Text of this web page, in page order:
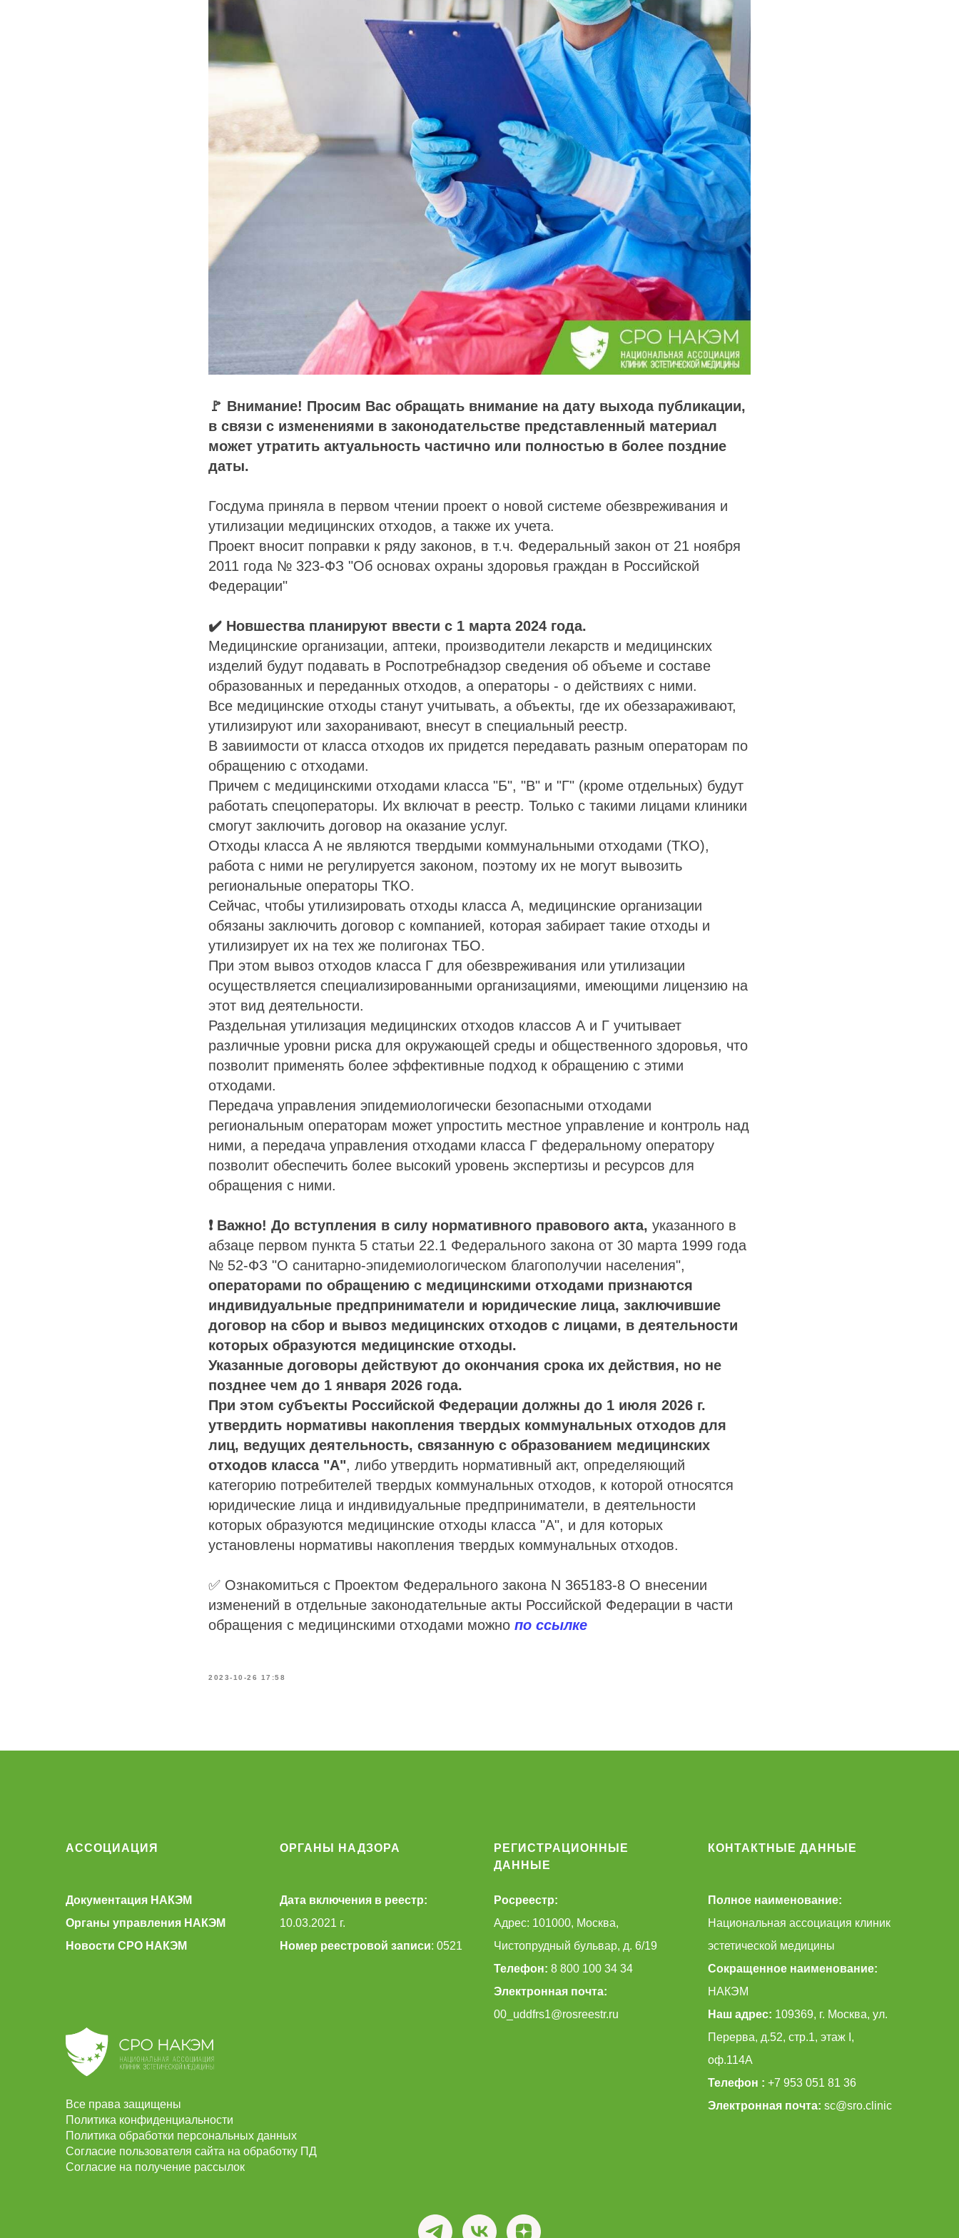
🚩 Внимание! Просим Вас обращать внимание на дату выхода публикации,
в связи с изменениями в законодательстве представленный материал
может утратить актуальность частично или полностью в более поздние
даты.
Госдума приняла в первом чтении проект о новой системе обезвреживания и
утилизации медицинских отходов, а также их учета.
Проект вносит поправки к ряду законов, в т.ч. Федеральный закон от 21 ноября
2011 года № 323-ФЗ "Об основах охраны здоровья граждан в Российской
Федерации"
✔️ Новшества планируют ввести с 1 марта 2024 года.
Медицинские организации, аптеки, производители лекарств и медицинских
изделий будут подавать в Роспотребнадзор сведения об объеме и составе
образованных и переданных отходов, а операторы - о действиях с ними.
Все медицинские отходы станут учитывать, а объекты, где их обеззараживают,
утилизируют или захоранивают, внесут в специальный реестр.
В завиимости от класса отходов их придется передавать разным операторам по
обращению с отходами.
Причем с медицинскими отходами класса "Б", "В" и "Г" (кроме отдельных) будут
работать спецоператоры. Их включат в реестр. Только с такими лицами клиники
смогут заключить договор на оказание услуг.
Отходы класса А не являются твердыми коммунальными отходами (ТКО),
работа с ними не регулируется законом, поэтому их не могут вывозить
региональные операторы ТКО.
Сейчас, чтобы утилизировать отходы класса А, медицинские организации
обязаны заключить договор с компанией, которая забирает такие отходы и
утилизирует их на тех же полигонах ТБО.
При этом вывоз отходов класса Г для обезвреживания или утилизации
осуществляется специализированными организациями, имеющими лицензию на
этот вид деятельности.
Раздельная утилизация медицинских отходов классов А и Г учитывает
различные уровни риска для окружающей среды и общественного здоровья, что
позволит применять более эффективные подход к обращению с этими
отходами.
Передача управления эпидемиологически безопасными отходами
региональным операторам может упростить местное управление и контроль над
ними, а передача управления отходами класса Г федеральному оператору
позволит обеспечить более высокий уровень экспертизы и ресурсов для
обращения с ними.
❗ Важно! До вступления в силу нормативного правового акта, указанного в
абзаце первом пункта 5 статьи 22.1 Федерального закона от 30 марта 1999 года
№ 52-ФЗ "О санитарно-эпидемиологическом благополучии населения",
операторами по обращению с медицинскими отходами признаются
индивидуальные предприниматели и юридические лица, заключившие
договор на сбор и вывоз медицинских отходов с лицами, в деятельности
которых образуются медицинские отходы.
Указанные договоры действуют до окончания срока их действия, но не
позднее чем до 1 января 2026 года.
При этом субъекты Российской Федерации должны до 1 июля 2026 г.
утвердить нормативы накопления твердых коммунальных отходов для
лиц, ведущих деятельность, связанную с образованием медицинских
отходов класса "А", либо утвердить нормативный акт, определяющий
категорию потребителей твердых коммунальных отходов, к которой относятся
юридические лица и индивидуальные предприниматели, в деятельности
которых образуются медицинские отходы класса "А", и для которых
установлены нормативы накопления твердых коммунальных отходов.
✅ Ознакомиться с Проектом Федерального закона N 365183-8 О внесении
изменений в отдельные законодательные акты Российской Федерации в части
обращения с медицинскими отходами можно по ссылке
2023-10-26 17:58
АССОЦИАЦИЯ
Документация НАКЭМ
Органы управления НАКЭМ
Новости СРО НАКЭМ
РЕГИСТРАЦИОННЫЕ
ДАННЫЕ
Росреестр:
Адрес: 101000, Москва,
Чистопрудный бульвар, д. 6/19
Телефон: 8 800 100 34 34
Электронная почта:
00_uddfrs1@rosreestr.ru
ОРГАНЫ НАДЗОРА
Дата включения в реестр:
10.03.2021 г.
Номер реестровой записи: 0521
КОНТАКТНЫЕ ДАННЫЕ
Полное наименование:
Национальная ассоциация клиник
эстетической медицины
Сокращенное наименование:
НАКЭМ
Наш адрес: 109369, г. Москва, ул.
Перерва, д.52, стр.1, этаж I,
оф.114А
Телефон : +7 953 051 81 36
Электронная почта: sc@sro.clinic
Все права защищены
Политика конфиденциальности
Политика обработки персональных данных
Согласие пользователя сайта на обработку ПД
Согласие на получение рассылок